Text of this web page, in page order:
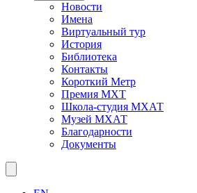
Новости
Имена
Виртуальный тур
История
Библиотека
Контакты
Короткий Метр
Премия МХТ
Школа-студия МХАТ
Музей МХАТ
Благодарности
Документы